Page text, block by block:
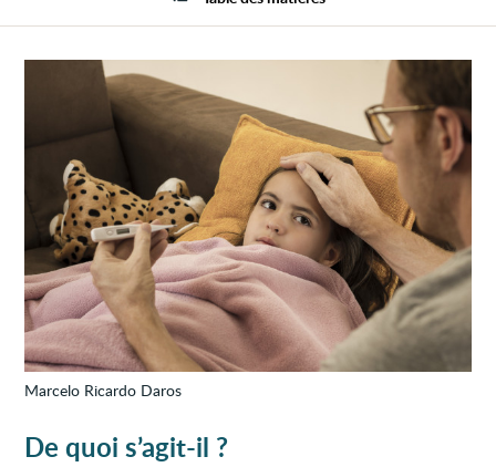
Marcelo Ricardo Daros
De quoi s’agit-il ?